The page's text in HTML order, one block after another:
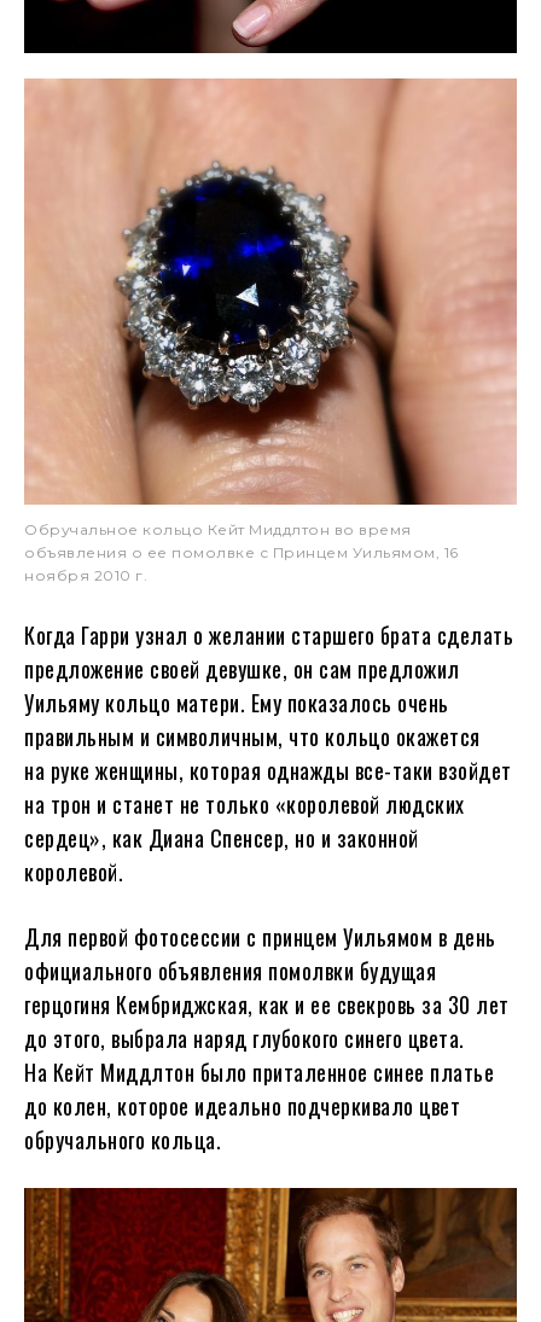
Обручальное кольцо Кейт Миддлтон во время
объявления о ее помолвке с Принцем Уильямом, 16
ноября 2010 г.
Когда Гарри узнал о желании старшего брата сделать
предложение своей девушке, он сам предложил
Уильяму кольцо матери. Ему показалось очень
правильным и символичным, что кольцо окажется
на руке женщины, которая однажды все-таки взойдет
на трон и станет не только «королевой людских
сердец», как Диана Спенсер, но и законной
королевой.
Для первой фотосессии с принцем Уильямом в день
официального объявления помолвки будущая
герцогиня Кембриджская, как и ее свекровь за 30 лет
до этого, выбрала наряд глубокого синего цвета.
На Кейт Миддлтон было приталенное синее платье
до колен, которое идеально подчеркивало цвет
обручального кольца.